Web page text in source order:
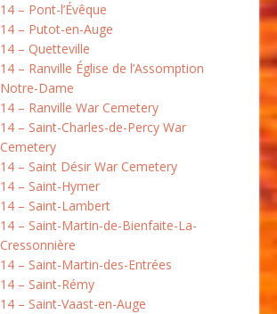
14 – Pont-l’Évêque
14 – Putot-en-Auge
14 – Quetteville
14 – Ranville Église de l’Assomption
Notre-Dame
14 – Ranville War Cemetery
14 – Saint-Charles-de-Percy War
Cemetery
14 – Saint Désir War Cemetery
14 – Saint-Hymer
14 – Saint-Lambert
14 – Saint-Martin-de-Bienfaite-La-
Cressonnière
14 – Saint-Martin-des-Entrées
14 – Saint-Rémy
14 – Saint-Vaast-en-Auge